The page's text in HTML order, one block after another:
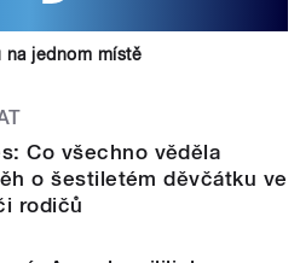
na jednom místě
Co všechno věděla
o šestiletém děvčátku ve
rodičů